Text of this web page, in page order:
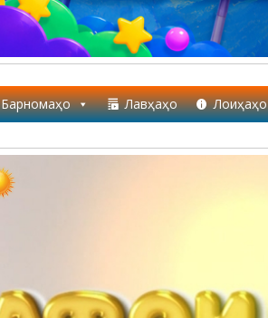
Барномаҳо Лавҳаҳо Лоиҳаҳо